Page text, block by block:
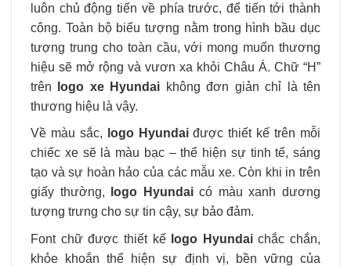
luôn chủ động tiến về phía trước, để tiến tới thành
công. Toàn bộ biểu tượng nằm trong hình bầu dục
tượng trung cho toàn cầu, với mong muốn thương
hiệu sẽ mở rộng và vươn xa khỏi Châu Á. Chữ “H”
trên
logo xe Hyundai không đơn giản chỉ là tên
thương hiệu là vậy.
Về màu sắc, logo Hyundaiđược thiết kế trên mỗi
chiếc xe sẽ là màu bạc – thể hiện sự tinh tế, sáng
tạo và sự hoàn hảo của các mẫu xe. Còn khi in trên
giấy thường,
logo Hyundaicó màu xanh dương
tượng trưng cho sự tin cậy, sự bảo đảm.
Font chữ được thiết kế logo Hyundaichắc chắn,
khỏe khoắn thể hiện sự định vị, bền vững của